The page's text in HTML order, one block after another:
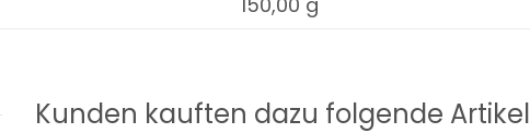
Kunden kauften dazu folgende